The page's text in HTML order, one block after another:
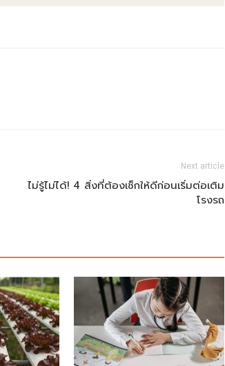
Next article
ไม่รู้ไม่ได้! 4 สิ่งที่ต้องเช็กให้ดีก่อนเริ่มต่อเติม
โรงรถ